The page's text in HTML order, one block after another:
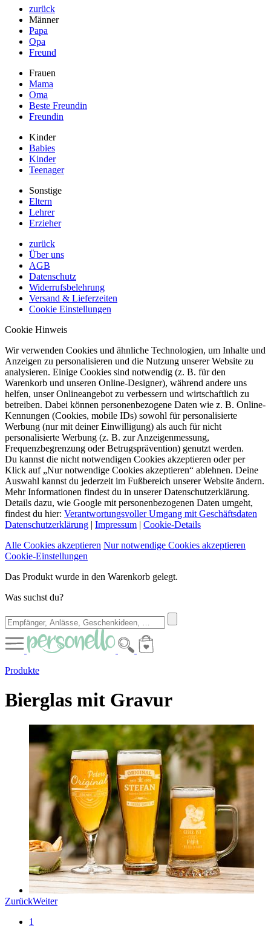
zurück
Männer
Papa
Opa
Freund
Frauen
Mama
Oma
Beste Freundin
Freundin
Kinder
Babies
Kinder
Teenager
Sonstige
Eltern
Lehrer
Erzieher
zurück
Über uns
AGB
Datenschutz
Widerrufsbelehrung
Versand & Lieferzeiten
Cookie Einstellungen
Cookie Hinweis
Wir verwenden Cookies und ähnliche Technologien, um Inhalte und
Anzeigen zu personalisieren und die Nutzung unserer Website zu
analysieren. Einige Cookies sind notwendig (z. B. für den
Warenkorb und unseren Online-Designer), während andere uns
helfen, unser Onlineangebot zu verbessern und wirtschaftlich zu
betreiben. Dabei können personenbezogene Daten wie z. B. Online-
Kennungen (Cookies, mobile IDs) sowohl für personalisierte
Werbung (nur mit deiner Einwilligung) als auch für nicht
personalisierte Werbung (z. B. zur Anzeigenmessung,
Frequenzbegrenzung oder Betrugsprävention) genutzt werden.
Du kannst die nicht notwendigen Cookies akzeptieren oder per
Klick auf „Nur notwendige Cookies akzeptieren“ ablehnen. Deine
Auswahl kannst du jederzeit im Fußbereich unserer Website ändern.
Mehr Informationen findest du in unserer Datenschutzerklärung.
Details dazu, wie Google mit personenbezogenen Daten umgeht,
findest du hier: Verantwortungsvoller Umgang mit Geschäftsdaten
Datenschutzerklärung | Impressum | Cookie-Details
Alle Cookies akzeptieren Nur notwendige Cookies akzeptieren
Cookie-Einstellungen
Das Produkt wurde in den Warenkorb gelegt.
Was suchst du?
Produkte
Bierglas mit Gravur
ZurückWeiter
1